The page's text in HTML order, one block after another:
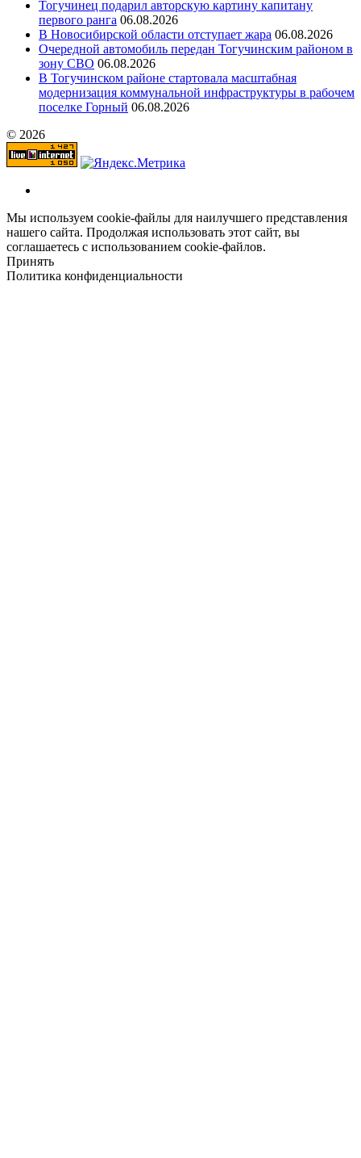
Тогучинец подарил авторскую картину капитану
первого ранга 06.08.2026
В Новосибирской области отступает жара 06.08.2026
Очередной автомобиль передан Тогучинским районом в
зону СВО 06.08.2026
В Тогучинском районе стартовала масштабная
модернизация коммунальной инфраструктуры в рабочем
поселке Горный 06.08.2026
© 2026
Мы используем cookie-файлы для наилучшего представления
нашего сайта. Продолжая использовать этот сайт, вы
соглашаетесь с использованием cookie-файлов.
Принять
Политика конфиденциальности